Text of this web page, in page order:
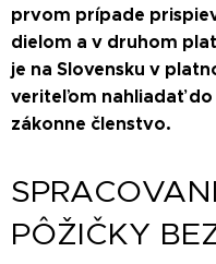
prvom prípade
dielom a v druhom
je na Slovensku v
veriteľom nahliadať
zákonne členstvo.
PÔŽIČKY